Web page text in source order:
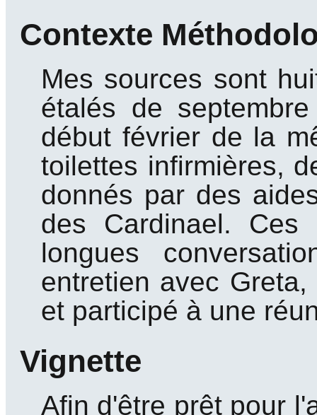
Contexte
Mes sources sont
étalés de
début février de la
toilettes infirmières,
donnés par des
des Cardinael.
longues
entretien avec
et participé à une
Vignette
Afin d'être prêt pour